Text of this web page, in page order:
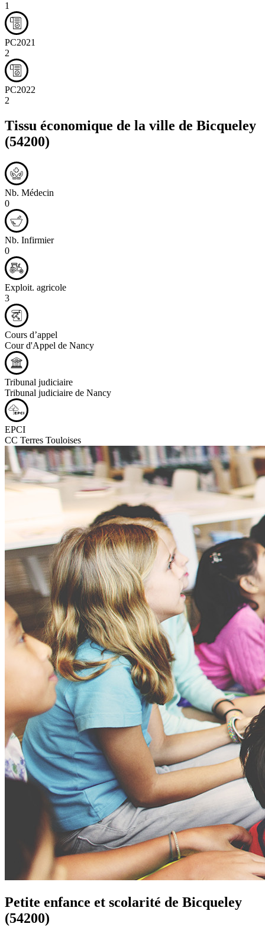
1
PC2021
2
PC2022
2
Tissu économique de la ville de Bicqueley
(54200)
Nb. Médecin
0
Nb. Infirmier
0
Exploit. agricole
3
Cours d’appel
Cour d'Appel de Nancy
Tribunal judiciaire
Tribunal judiciaire de Nancy
EPCI
CC Terres Touloises
Petite enfance et scolarité de Bicqueley
(54200)